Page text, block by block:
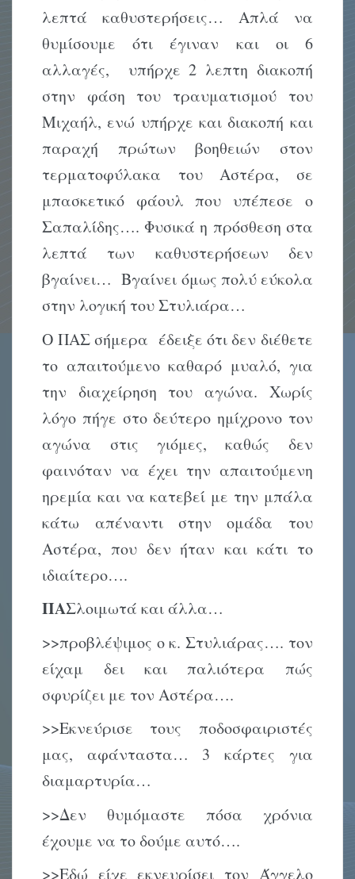
λεπτά καθυστερήσεις… Απλά να
θυμίσουμε ότι έγιναν και οι 6
αλλαγές, υπήρχε 2 λεπτη διακοπή
στην φάση του τραυματισμού του
Μιχαήλ, ενώ υπήρχε και διακοπή και
παραχή πρώτων βοηθειών στον
τερματοφύλακα του Αστέρα, σε
μπασκετικό φάουλ που υπέπεσε ο
Σαπαλίδης…. Φυσικά η πρόσθεση στα
λεπτά των καθυστερήσεων δεν
βγαίνει… Βγαίνει όμως πολύ εύκολα
στην λογική του Στυλιάρα…
Ο ΠΑΣ σήμερα έδειξε ότι δεν διέθετε
το απαιτούμενο καθαρό μυαλό, για
την διαχείρηση του αγώνα. Χωρίς
λόγο πήγε στο δεύτερο ημίχρονο τον
αγώνα στις γιόμες, καθώς δεν
φαινόταν να έχει την απαιτούμενη
ηρεμία και να κατεβεί με την μπάλα
κάτω απέναντι στην ομάδα του
Αστέρα, που δεν ήταν και κάτι το
ιδιαίτερο….
ΠΑΣλοιμωτά και άλλα…
>>προβλέψιμος ο κ. Στυλιάρας…. τον
είχαμ δει και παλιότερα πώς
σφυρίζει με τον Αστέρα….
>>Εκνεύρισε τους ποδοσφαιριστές
μας, αφάνταστα… 3 κάρτες για
διαμαρτυρία…
>>Δεν θυμόμαστε πόσα χρόνια
έχουμε να το δούμε αυτό….
>>Εδώ είχε εκνευρίσει τον Άγγελο